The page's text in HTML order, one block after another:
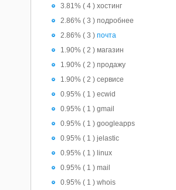
3.81% ( 4 ) хостинг
2.86% ( 3 ) подробнее
2.86% ( 3 ) почта
1.90% ( 2 ) магазин
1.90% ( 2 ) продажу
1.90% ( 2 ) сервисе
0.95% ( 1 ) ecwid
0.95% ( 1 ) gmail
0.95% ( 1 ) googleapps
0.95% ( 1 ) jelastic
0.95% ( 1 ) linux
0.95% ( 1 ) mail
0.95% ( 1 ) whois